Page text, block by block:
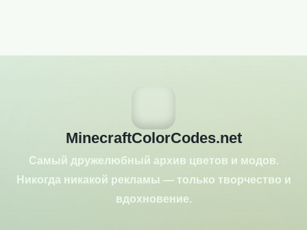
MinecraftColorCodes.net
Самый дружелюбный архив цветов и модов.
Никогда никакой рекламы — только творчество и
вдохновение.